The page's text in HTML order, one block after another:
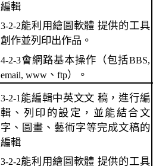
編輯
3-2-2能利用繪圖軟體 提供的工具
創作並列印出作品。
4-2-3會網路基本操作（包括BBS,
email, www、 ftp）。
3-2-1 能編輯中英文文 稿，進行編
輯、列印的設定，並能結合文
字、圖畫、藝術字等完成文稿的
編輯
3-2-2能利用繪圖軟體 提供的工具